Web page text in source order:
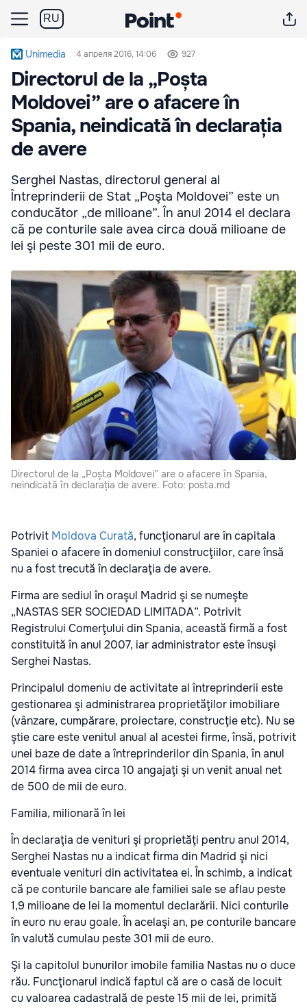
RU
Unimedia 4 апреля 2016, 14:06 927
Directorul de la „Poșta
Moldovei” are o afacere în
Spania, neindicată în declarația
de avere
Serghei Nastas, directorul general al
Întreprinderii de Stat „Poşta Moldovei” este un
conducător „de milioane”. În anul 2014 el declara
că pe conturile sale avea circa două milioane de
lei şi peste 301 mii de euro.
Directorul de la „Poșta Moldovei” are o afacere în Spania,
neindicată în declarația de avere. Foto: posta.md
Potrivit Moldova Curată, funcţionarul are în capitala
Spaniei o afacere în domeniul construcţiilor, care însă
nu a fost trecută în declaraţia de avere.
Firma are sediul în oraşul Madrid şi se numeşte
„NASTAS SER SOCIEDAD LIMITADA”. Potrivit
Registrului Comerţului din Spania, această firmă a fost
constituită în anul 2007, iar administrator este însuşi
Serghei Nastas.
Principalul domeniu de activitate al întreprinderii este
gestionarea şi administrarea proprietăţilor imobiliare
(vânzare, cumpărare, proiectare, construcţie etc). Nu se
ştie care este venitul anual al acestei firme, însă, potrivit
unei baze de date a întreprinderilor din Spania, în anul
2014 firma avea circa 10 angajaţi şi un venit anual net
de 500 de mii de euro.
Familia, milionară în lei
În declaraţia de venituri şi proprietăţi pentru anul 2014,
Serghei Nastas nu a indicat firma din Madrid şi nici
eventuale venituri din activitatea ei. În schimb, a indicat
că pe conturile bancare ale familiei sale se aflau peste
1,9 milioane de lei la momentul declarării. Nici conturile
în euro nu erau goale. În acelaşi an, pe conturile bancare
în valută cumulau peste 301 mii de euro.
Şi la capitolul bunurilor imobile familia Nastas nu o duce
rău. Funcţionarul indică faptul că are o casă de locuit
cu valoarea cadastrală de peste 15 mii de lei, primită